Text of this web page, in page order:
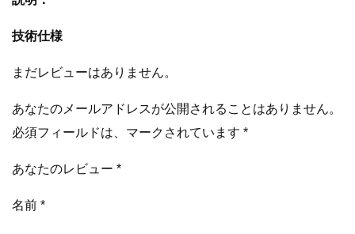
技術仕様
まだレビューはありません。
あなたのメールアドレスが公開されることはありません。
必須フィールドは、マークされています *
あなたのレビュー *
名前 *